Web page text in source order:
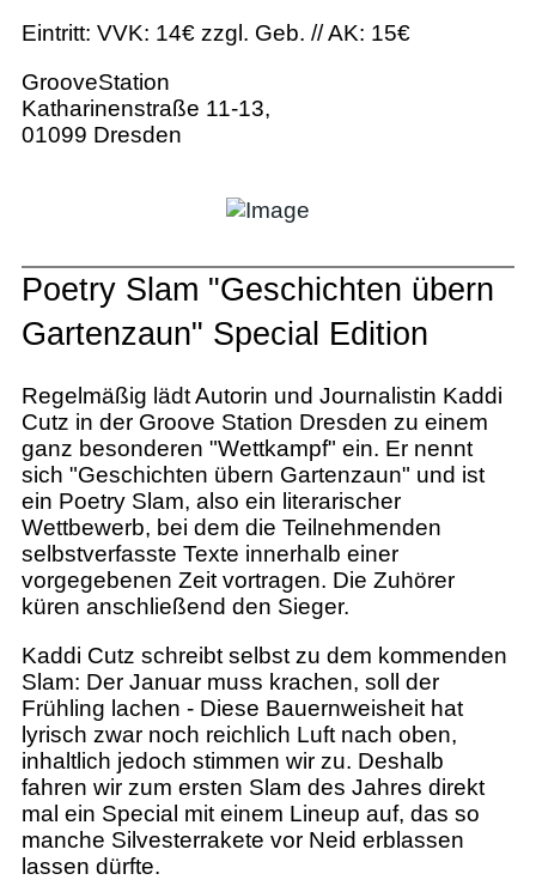
Eintritt: VVK: 14€ zzgl. Geb. // AK: 15€
GrooveStation
Katharinenstraße 11-13,
01099 Dresden
Poetry Slam "Geschichten übern
Gartenzaun" Special Edition
Regelmäßig lädt Autorin und Journalistin Kaddi
Cutz in der Groove Station Dresden zu einem
ganz besonderen "Wettkampf" ein. Er nennt
sich "Geschichten übern Gartenzaun" und ist
ein Poetry Slam, also ein literarischer
Wettbewerb, bei dem die Teilnehmenden
selbstverfasste Texte innerhalb einer
vorgegebenen Zeit vortragen. Die Zuhörer
küren anschließend den Sieger.
Kaddi Cutz schreibt selbst zu dem kommenden
Slam: Der Januar muss krachen, soll der
Frühling lachen - Diese Bauernweisheit hat
lyrisch zwar noch reichlich Luft nach oben,
inhaltlich jedoch stimmen wir zu. Deshalb
fahren wir zum ersten Slam des Jahres direkt
mal ein Special mit einem Lineup auf, das so
manche Silvesterrakete vor Neid erblassen
lassen dürfte.